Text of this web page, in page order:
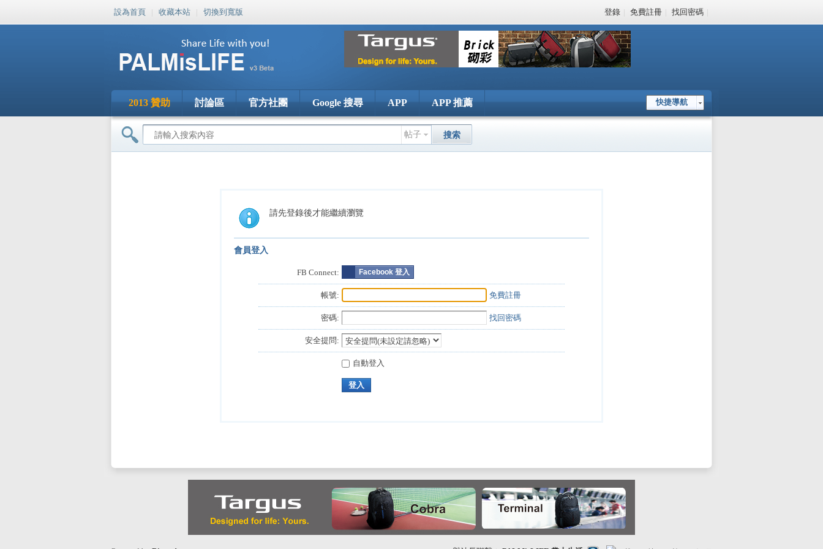
設為首頁 | 收藏本站 | 切換到寬版 登錄 | 免費註冊 | 找回密碼 |
快捷導航
2013 贊助 討論區 官方社團 Google 搜尋 APP APP 推薦
帖子 搜索
請先登錄後才能繼續瀏覽
會員登入
FB Connect: Facebook 登入
帳號: 免費註冊
密碼: 找回密碼
安全提問:
自動登入
登入